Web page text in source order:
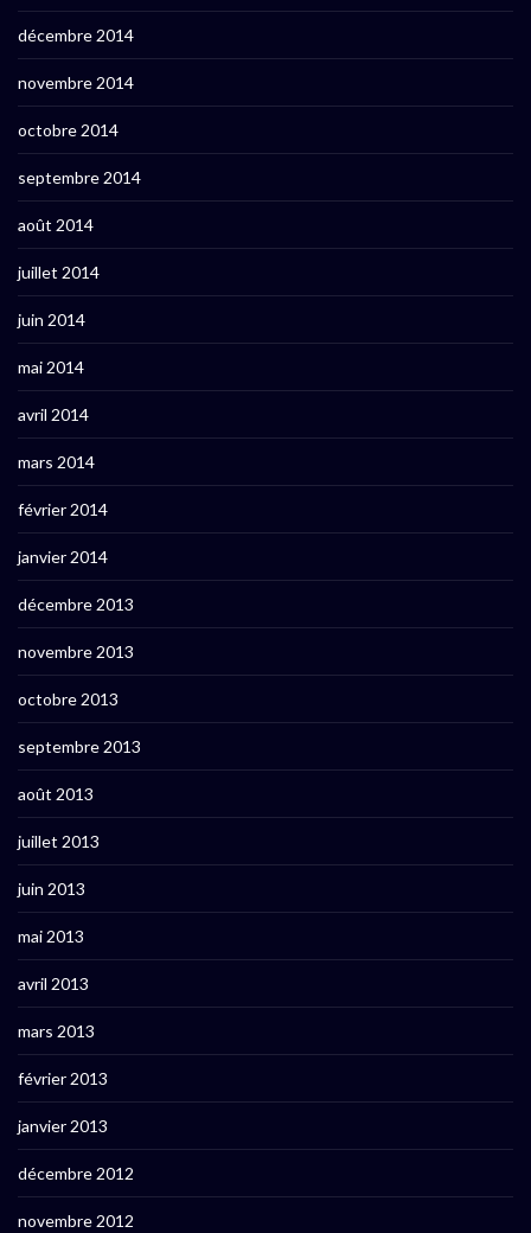
décembre 2014
novembre 2014
octobre 2014
septembre 2014
août 2014
juillet 2014
juin 2014
mai 2014
avril 2014
mars 2014
février 2014
janvier 2014
décembre 2013
novembre 2013
octobre 2013
septembre 2013
août 2013
juillet 2013
juin 2013
mai 2013
avril 2013
mars 2013
février 2013
janvier 2013
décembre 2012
novembre 2012